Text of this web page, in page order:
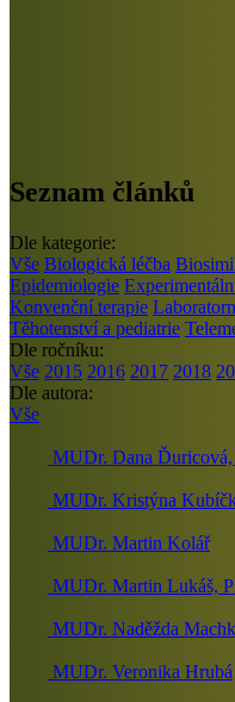
Seznam článků
Dle kategorie:
Vše Biologická léčba
Epidemiologie
Konvenční terapie
Těhotenství a pediatrie
Dle ročníku:
Vše 2015 2016 2017 2018
Dle autora:
Vše
MUDr. Dana
MUDr. Kristýna
MUDr. Martin Kolář
MUDr. Martin Lukáš,
MUDr. Naděžda
MUDr. Veronika Hrubá